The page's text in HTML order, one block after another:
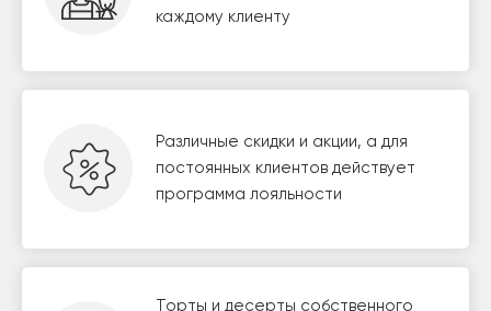
каждому клиенту
Различные скидки и акции, а для
постоянных клиентов действует
программа лояльности
Торты и десерты собственного